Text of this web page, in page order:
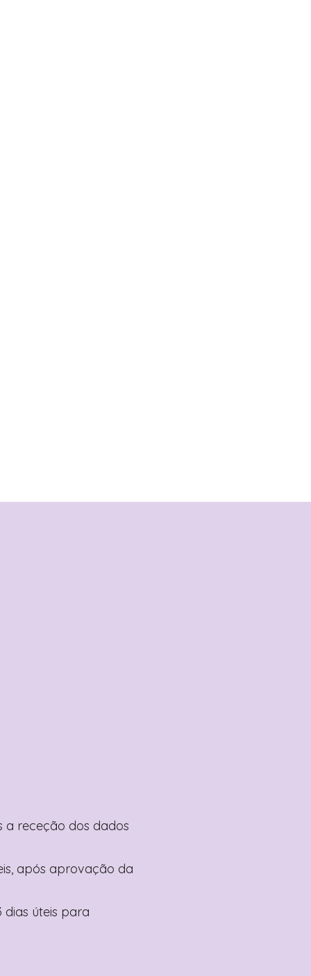
a receção dos dados
após aprovação da
dias úteis para